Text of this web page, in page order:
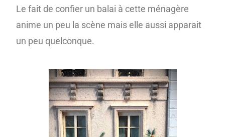
Le fait de confier un balai à cette ménagère
anime un peu la scène mais elle aussi apparait
un peu quelconque.